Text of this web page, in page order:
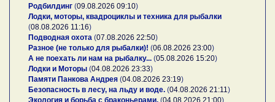
Родбилдинг (09.08.2026 09:10)
Лодки, моторы, квадроциклы и техника для рыбалки
(08.08.2026 11:16)
Подводная охота (07.08.2026 22:50)
Разное (не только для рыбалки)! (06.08.2026 23:00)
А не поехать ли нам на рыбалку... (05.08.2026 15:20)
Лодки и Моторы (04.08.2026 23:33)
Памяти Панкова Андрея (04.08.2026 23:19)
Безопасность в лесу, на льду и воде. (04.08.2026 21:11 )
Экология и борьба с браконьерами. (04.08.2026 21:00)